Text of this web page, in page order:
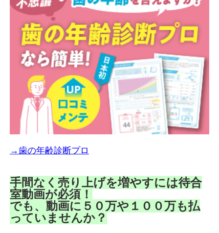
→歯の年齢診断プロ
手間なく売り上げを増やすには待合
室動画が必須！
でも、動画に５０万や１００万も払
っていませんか？